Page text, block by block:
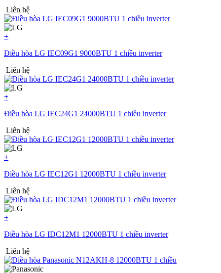
Liên hệ
+
Điều hòa LG IEC09G1 9000BTU 1 chiều inverter
Liên hệ
+
Điều hòa LG IEC24G1 24000BTU 1 chiều inverter
Liên hệ
+
Điều hòa LG IEC12G1 12000BTU 1 chiều inverter
Liên hệ
+
Điều hòa LG IDC12M1 12000BTU 1 chiều inverter
Liên hệ